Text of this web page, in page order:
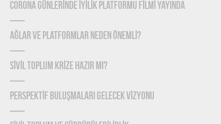
CORONA GÜNLERİNDE İYİLİK PLATFORMU FİLMİ YAYINDA
Ağlar ve Platformlar Neden Önemlİ?
SİVİL TOPLUM KRİZE HAZIR MI?
PERSPEKTİF BULUŞMALARI GELECEK VİZYONU